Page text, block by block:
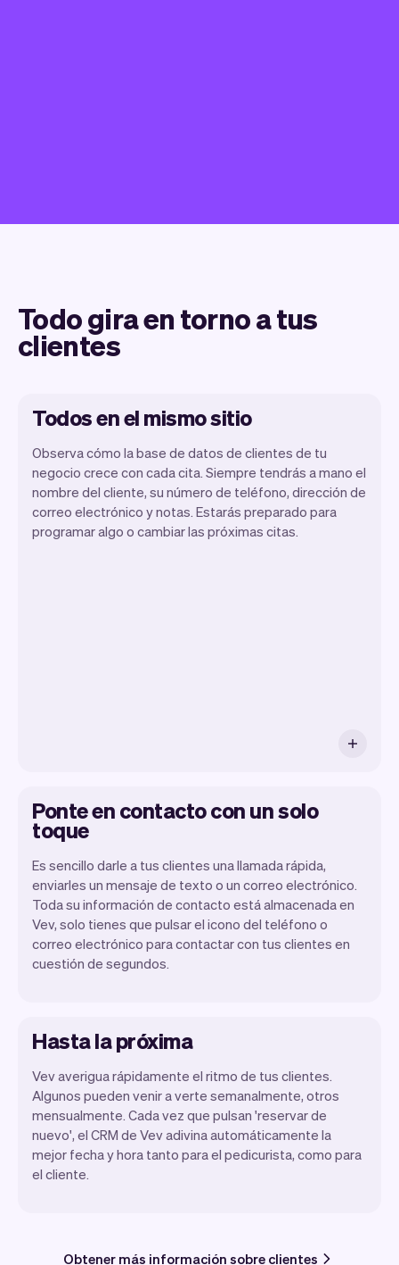
Todo gira en torno a tus
clientes
Todos en el mismo sitio
Observa cómo la base de datos de clientes de tu
negocio crece con cada cita. Siempre tendrás a mano el
nombre del cliente, su número de teléfono, dirección de
correo electrónico y notas. Estarás preparado para
programar algo o cambiar las próximas citas.
Ponte en contacto con un solo
toque
Es sencillo darle a tus clientes una llamada rápida,
enviarles un mensaje de texto o un correo electrónico.
Toda su información de contacto está almacenada en
Vev, solo tienes que pulsar el icono del teléfono o
correo electrónico para contactar con tus clientes en
cuestión de segundos.
Hasta la próxima
Vev averigua rápidamente el ritmo de tus clientes.
Algunos pueden venir a verte semanalmente, otros
mensualmente. Cada vez que pulsan 'reservar de
nuevo', el CRM de Vev adivina automáticamente la
mejor fecha y hora tanto para el pedicurista, como para
el cliente.
Obtener más información sobre clientes